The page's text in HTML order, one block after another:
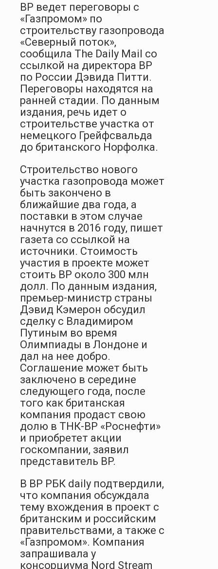
BP ведет переговоры с
«Газ­промом» по
строительству газопровода
«Северный поток»,
сообщила The Daily Mail со
ссылкой на директора BP
по России Дэвида Питти.
Переговоры находятся на
ранней стадии. По данным
издания, речь идет о
строительстве участка от
немецкого Грейфсвальда
до британского Норфолка.
Строительство нового
участка газопровода может
быть закончено в
ближайшие два года, а
поставки в этом случае
начнутся в 2016 году, пишет
газета со ссылкой на
источники. Стоимость
участия в проекте может
стоить BP около 300 млн
долл. По данным издания,
премьер-министр страны
Дэвид Кэмерон обсудил
сделку с Владимиром
Путиным во время
Олимпиады в Лондоне и
дал на нее добро.
Соглашение может быть
заключено в середине
следующего года, после
того как британская
компания продаст свою
долю в ТНК-BP «Роснефти»
и приобретет акции
госкомпании, заявил
представитель BP.
В BP РБК daily подтвердили,
что компания обсуждала
тему вхождения в проект с
британским и российским
правитель­ствами, а также с
«Газпромом». Компания
запрашивала у
консорциума Nord Stream